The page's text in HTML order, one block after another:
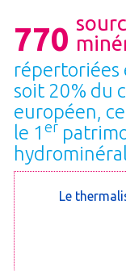
770
répertoriées
soit 20% du
européen,
le 1 er
Le